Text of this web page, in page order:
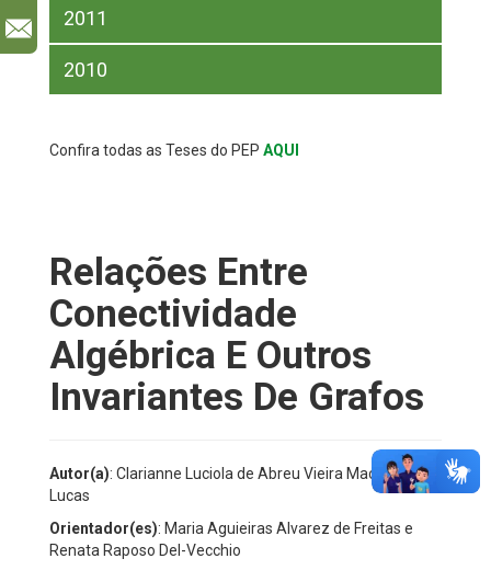
2011
2010
Confira todas as Teses do PEP AQUI
Relações Entre
Conectividade
Algébrica E Outros
Invariantes De Grafos
Autor(a): Clarianne Luciola de Abreu Vieira Machado
Lucas
Orientador(es): Maria Aguieiras Alvarez de Freitas e
Renata Raposo Del-Vecchio